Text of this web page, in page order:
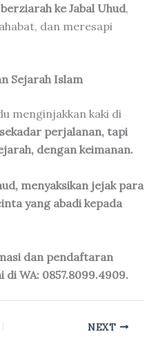
berziarah ke Jabal Uhud,
dan meresapi
Sejarah Islam
menginjakkan kaki di
perjalanan, tapi
dengan keimanan.
menyaksikan jejak para
yang abadi kepada
dan pendaftaran
WA: 0857.8099.4909.
NEXT